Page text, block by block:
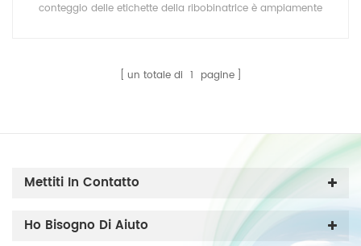
conteggio delle etichette della ribobinatrice è ampiamente
(PET.PVC, PC.POPP ) Funzione principale: *Contametro、
Tensione semiautomatica/Tensione completamente
automatica * Velocità uniforme * La lunghezza e la dimensione
dell'albero possono essere personalizzate Albero per opzione
Specifica Imballaggio&Consegna Esposizione Profilo Aziendale
un totale di 1 pagine
Mettiti In Contatto
Ho Bisogno Di Aiuto